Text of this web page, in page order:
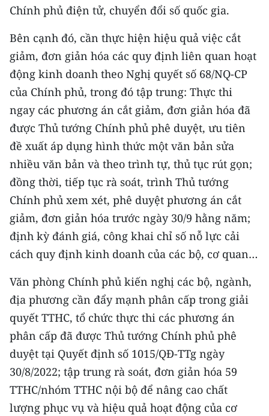
Chính phủ điện tử, chuyển đổi số quốc gia.
Bên cạnh đó, cần thực hiện hiệu quả việc cắt
giảm, đơn giản hóa các quy định liên quan hoạt
động kinh doanh theo Nghị quyết số 68/NQ-CP
của Chính phủ, trong đó tập trung: Thực thi
ngay các phương án cắt giảm, đơn giản hóa đã
được Thủ tướng Chính phủ phê duyệt, ưu tiên
đề xuất áp dụng hình thức một văn bản sửa
nhiều văn bản và theo trình tự, thủ tục rút gọn;
đồng thời, tiếp tục rà soát, trình Thủ tướng
Chính phủ xem xét, phê duyệt phương án cắt
giảm, đơn giản hóa trước ngày 30/9 hằng năm;
định kỳ đánh giá, công khai chỉ số nỗ lực cải
cách quy định kinh doanh của các bộ, cơ quan…
Văn phòng Chính phủ kiến nghị các bộ, ngành,
địa phương cần đẩy mạnh phân cấp trong giải
quyết TTHC, tổ chức thực thi các phương án
phân cấp đã được Thủ tướng Chính phủ phê
duyệt tại Quyết định số 1015/QĐ-TTg ngày
30/8/2022; tập trung rà soát, đơn giản hóa 59
TTHC/nhóm TTHC nội bộ để nâng cao chất
lượng phục vụ và hiệu quả hoạt động của cơ